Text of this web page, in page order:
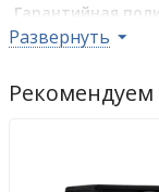
Гарантийная
Возврат
Развернуть
Рекомендуем